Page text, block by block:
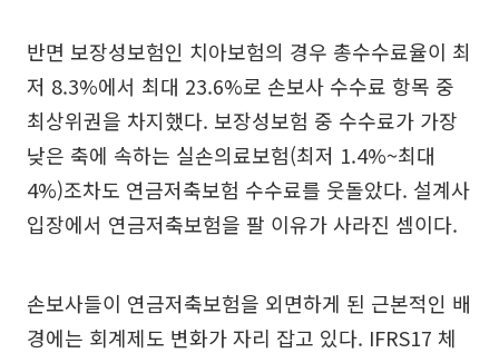
반면 보장성보험인 치아보험의 경우 총수수료율이 최
저 8.3%에서 최대 23.6%로 손보사 수수료 항목 중
최상위권을 차지했다. 보장성보험 중 수수료가 가장
낮은 축에 속하는 실손의료보험(최저 1.4%~최대
4%)조차도 연금저축보험 수수료를 웃돌았다. 설계사
입장에서 연금저축보험을 팔 이유가 사라진 셈이다.
손보사들이 연금저축보험을 외면하게 된 근본적인 배
경에는 회계제도 변화가 자리 잡고 있다. IFRS17 체